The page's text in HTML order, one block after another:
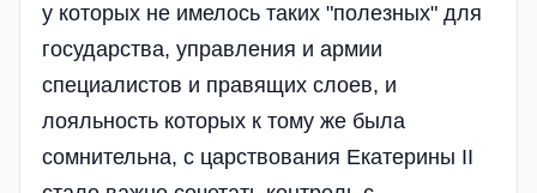
у которых не имелось таких "полезных" для
государства, управления и армии
специалистов и правящих слоев, и
лояльность которых к тому же была
сомнительна, с царствования Екатерины II